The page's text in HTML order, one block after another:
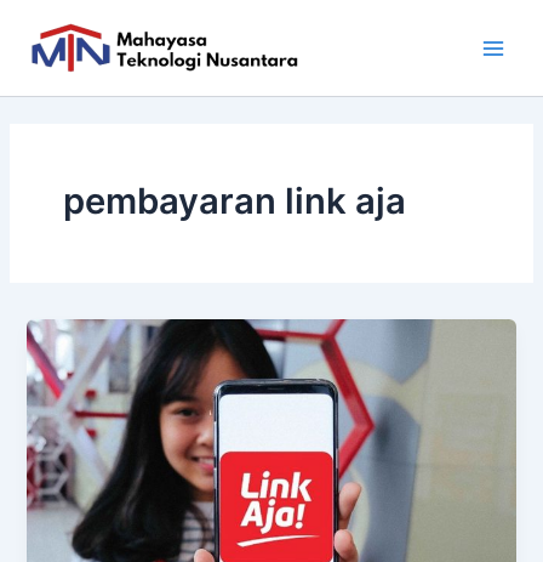
content
pembayaran link aja